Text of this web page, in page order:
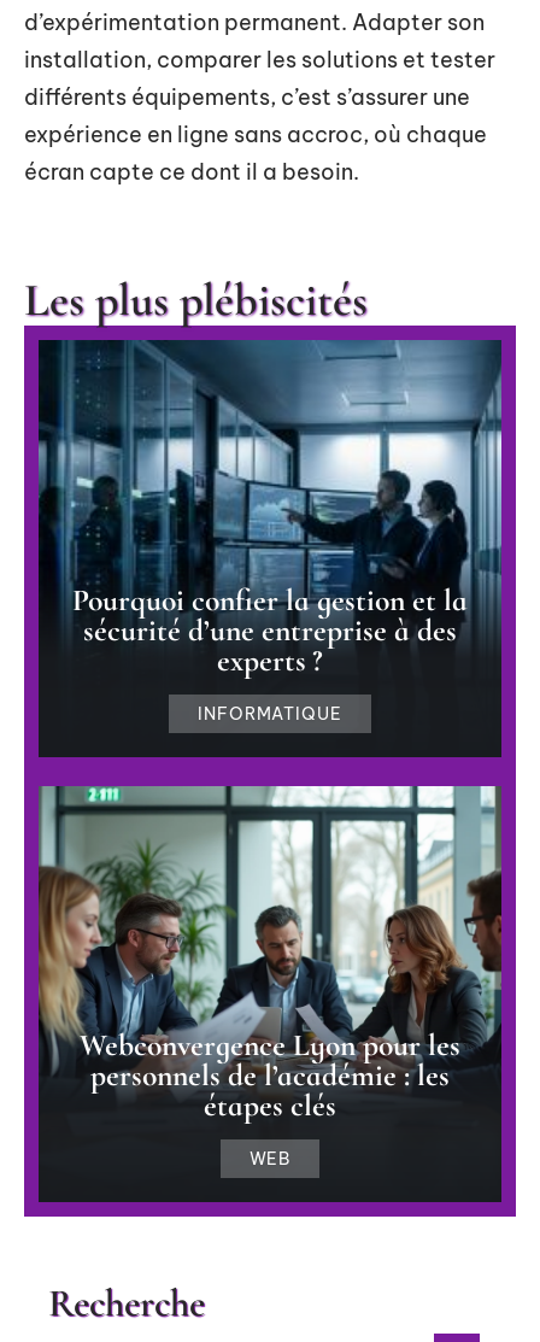
d’expérimentation permanent. Adapter son
installation, comparer les solutions et tester
différents équipements, c’est s’assurer une
expérience en ligne sans accroc, où chaque
écran capte ce dont il a besoin.
Les plus plébiscités
Pourquoi confier la gestion et la
sécurité d’une entreprise à des
experts ?
INFORMATIQUE
Webconvergence Lyon pour les
personnels de l’académie : les
étapes clés
WEB
Recherche